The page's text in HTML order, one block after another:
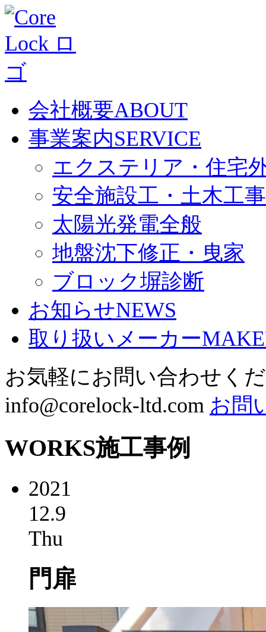
会社概要ABOUT
事業案内SERVICE
エクステリア・住宅
安全施設工・土木工事
太陽光発電全般
地盤沈下修正・曳家
ブロック塀診断
お知らせNEWS
取り扱いメーカー
お気軽にお問い合わせく
info@corelock-ltd.com お問
WORKS施工事例
2021
12.9
Thu
門扉